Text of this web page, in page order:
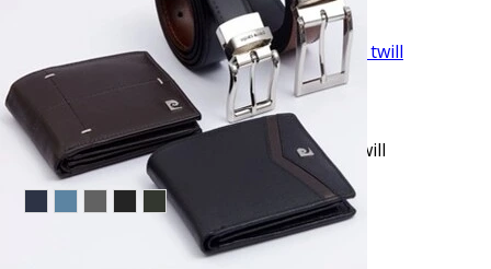
TU TERCERA PRENDA GRATIS
VISTA RAPIDA
Pantalón casual slim fit beige anywhere twill
manhattan